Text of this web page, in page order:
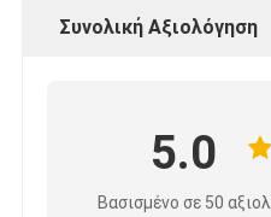
Συνολική Αξιολόγηση
5.0
Βασισμένο σε 50